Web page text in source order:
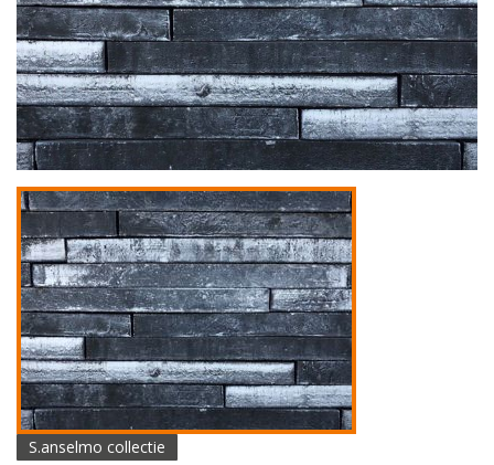
S.anselmo collectie